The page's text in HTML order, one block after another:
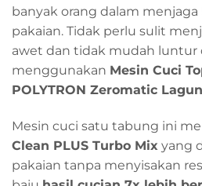
banyak orang dalam
pakaian. Tidak perlu sulit
awet dan tidak mudah luntur
menggunakan Mesin Cuci
POLYTRON Zeromatic
Mesin cuci satu tabung ini
Clean PLUS Turbo Mix yang
pakaian tanpa menyisakan